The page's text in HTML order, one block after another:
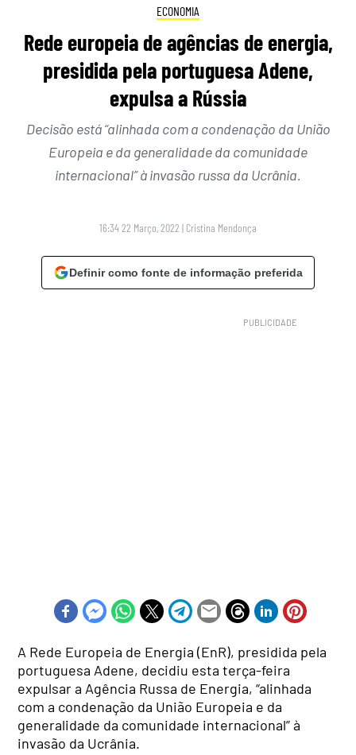
ECONOMIA
Rede europeia de agências de energia,
presidida pela portuguesa Adene,
expulsa a Rússia
Decisão está “alinhada com a condenação da União
Europeia e da generalidade da comunidade
internacional” à invasão russa da Ucrânia.
16:34 22 Março, 2022 | Cristina Mendonça
Definir como fonte de informação preferida
A Rede Europeia de Energia (EnR), presidida pela
portuguesa Adene, decidiu esta terça-feira
expulsar a Agência Russa de Energia, “alinhada
com a condenação da União Europeia e da
generalidade da comunidade internacional” à
invasão da Ucrânia.